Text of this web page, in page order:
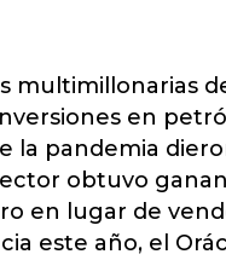
multimillonarias
en
la pandemia
obtuvo
en lugar de
este año, el